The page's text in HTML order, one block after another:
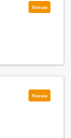
Nieuw
Nieuw